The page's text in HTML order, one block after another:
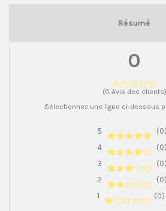
Résumé
0
(0 Avis des clients)
Sélectionnez une ligne ci-dessous
5
(0)
4
(0)
3
(0)
2
(0)
1
(0)